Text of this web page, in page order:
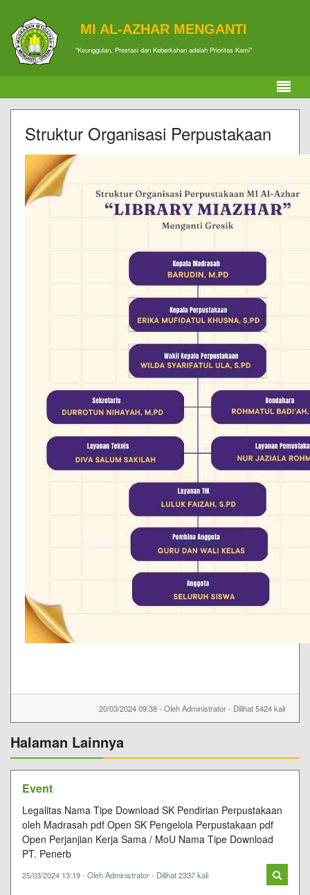
MI AL-AZHAR MENGANTI
"Keunggulan, Prestasi dan Keberkahan adalah Prioritas Kami"
Struktur Organisasi Perpustakaan
20/03/2024 09:38 - Oleh Administrator - Dilihat 5424 kali
Halaman Lainnya
Event
Legalitas Nama Tipe Download SK Pendirian Perpustakaan
oleh Madrasah pdf Open SK Pengelola Perpustakaan pdf
Open Perjanjian Kerja Sama / MoU Nama Tipe Download
PT. Penerb
25/03/2024 13:19 - Oleh Administrator - Dilihat 2337 kali